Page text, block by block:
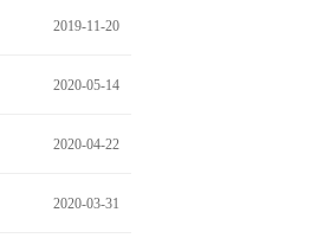
2019-11-20
2020-05-14
2020-04-22
2020-03-31